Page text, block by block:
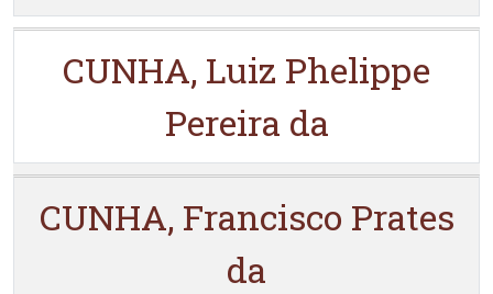
CUNHA, Luiz Phelippe
Pereira da
CUNHA, Francisco Prates
da